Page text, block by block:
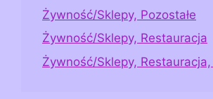
Żywność/Sklepy, Pozostałe
Żywność/Sklepy, Restauracja
Żywność/Sklepy, Restauracja,